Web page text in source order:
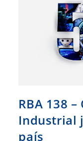
O
RBA 138
Industrial
país